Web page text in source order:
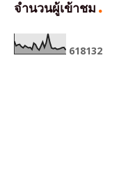
จำนวนผู้เข้าชม
618132